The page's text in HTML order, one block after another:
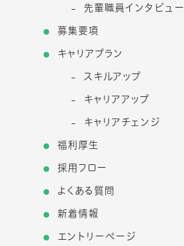
先輩職員インタビュー
募集要項
キャリアプラン
スキルアップ
キャリアアップ
キャリアチェンジ
福利厚生
採用フロー
よくある質問
新着情報
エントリーページ